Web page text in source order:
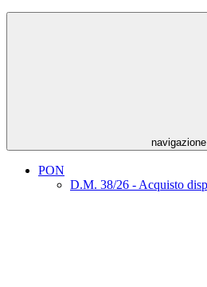
navigazione
PON
D.M. 38/26 - Acquisto